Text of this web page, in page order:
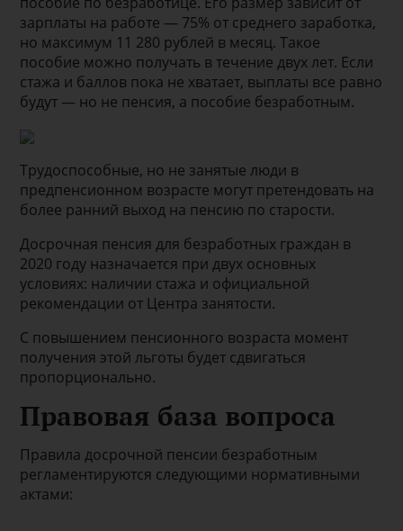
зарплаты на работе — 75% от среднего заработка,
но максимум 11 280 рублей в месяц. Такое
пособие можно получать в течение двух лет. Если
стажа и баллов пока не хватает, выплаты все равно
будут — но не пенсия, а пособие безработным.
Трудоспособные, но не занятые люди в
предпенсионном возрасте могут претендовать на
более ранний выход на пенсию по старости.
Досрочная пенсия для безработных граждан в
2020 году назначается при двух основных
условиях: наличии стажа и официальной
рекомендации от Центра занятости.
С повышением пенсионного возраста момент
получения этой льготы будет сдвигаться
пропорционально.
Правовая база вопроса
Правила досрочной пенсии безработным
регламентируются следующими нормативными
актами: